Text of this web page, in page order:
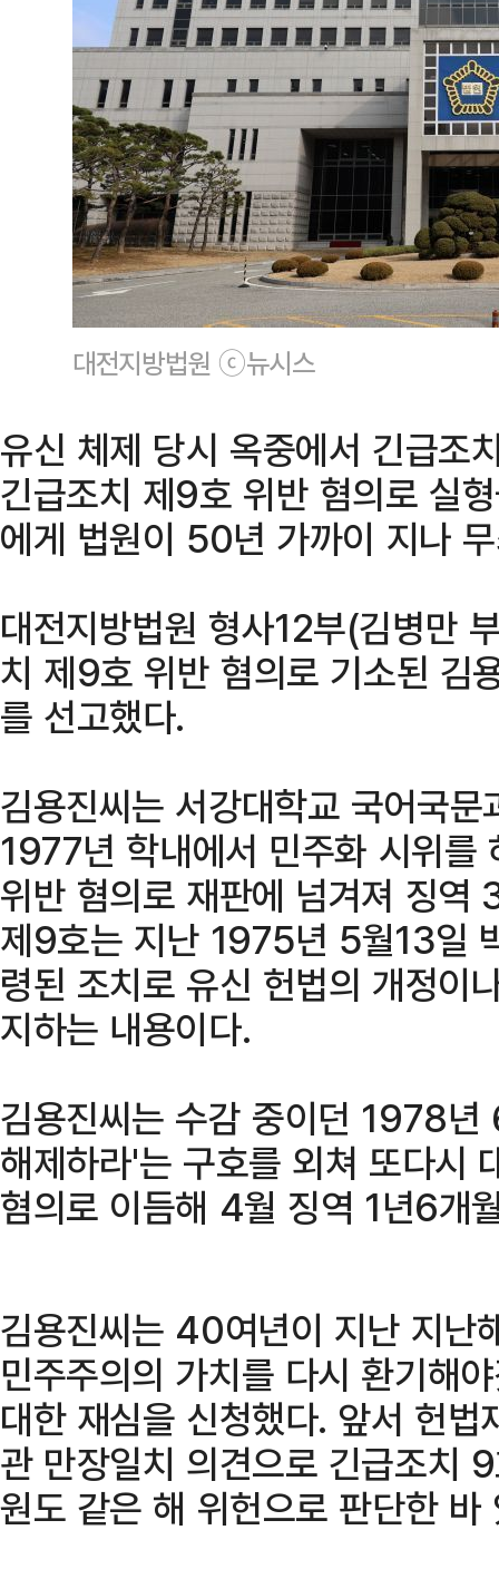
대전지방법원 ⓒ뉴시스
유신 체제 당시 옥중에서 긴급조
긴급조치 제9호 위반 혐의로 실
에게 법원이 50년 가까이 지나
대전지방법원 형사12부(김병만
치 제9호 위반 혐의로 기소된 김
를 선고했다.
김용진씨는 서강대학교 국어국
1977년 학내에서 민주화 시위를
위반 혐의로 재판에 넘겨져 징역
제9호는 지난 1975년 5월13일
령된 조치로 유신 헌법의 개정이
지하는 내용이다.
김용진씨는 수감 중이던 1978
해제하라'는 구호를 외쳐 또다시
혐의로 이듬해 4월 징역 1년6개
김용진씨는 40여년이 지난 지난
민주주의의 가치를 다시 환기해
대한 재심을 신청했다. 앞서 헌
관 만장일치 의견으로 긴급조치
원도 같은 해 위헌으로 판단한 바